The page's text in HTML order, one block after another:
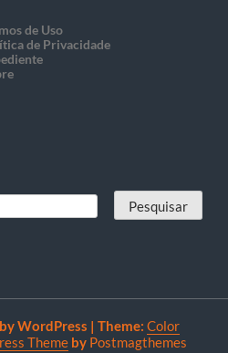
de Uso
de Privacidade
WordPress | Theme: Color
Themeby Postmagthemes